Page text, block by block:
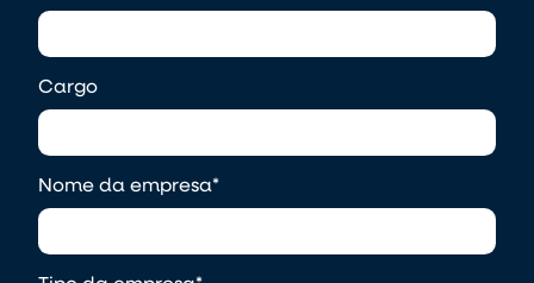
Cargo
Nome da empresa*